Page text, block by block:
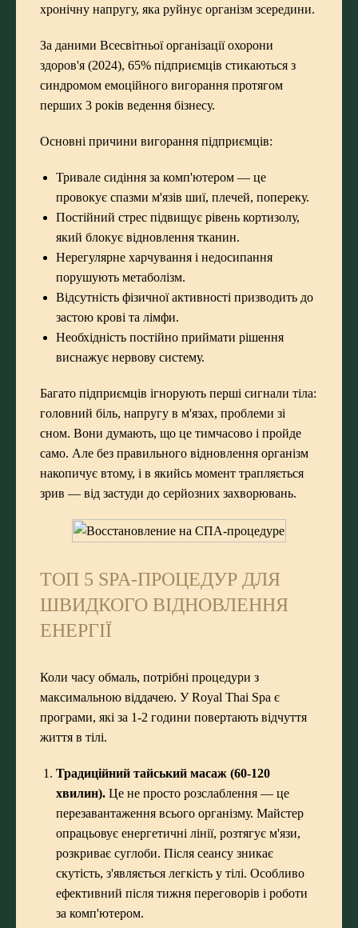
хронічну напругу, яка руйнує організм зсередини.
За даними Всесвітньої організації охорони
здоров'я (2024), 65% підприємців стикаються з
синдромом емоційного вигорання протягом
перших 3 років ведення бізнесу.
Основні причини вигорання підприємців:
Тривале сидіння за комп'ютером — це
провокує спазми м'язів шиї, плечей, попереку.
Постійний стрес підвищує рівень кортизолу,
який блокує відновлення тканин.
Нерегулярне харчування і недосипання
порушують метаболізм.
Відсутність фізичної активності призводить до
застою крові та лімфи.
Необхідність постійно приймати рішення
виснажує нервову систему.
Багато підприємців ігнорують перші сигнали тіла:
головний біль, напругу в м'язах, проблеми зі
сном. Вони думають, що це тимчасово і пройде
само. Але без правильного відновлення організм
накопичує втому, і в якийсь момент трапляється
зрив — від застуди до серйозних захворювань.
ТОП 5 SPA-ПРОЦЕДУР ДЛЯ
ШВИДКОГО ВІДНОВЛЕННЯ
ЕНЕРГІЇ
Коли часу обмаль, потрібні процедури з
максимальною віддачею. У Royal Thai Spa є
програми, які за 1-2 години повертають відчуття
життя в тілі.
Традиційний тайський масаж (60-120
хвилин). Це не просто розслаблення — це
перезавантаження всього організму. Майстер
опрацьовує енергетичні лінії, розтягує м'язи,
розкриває суглоби. Після сеансу зникає
скутість, з'являється легкість у тілі. Особливо
ефективний після тижня переговорів і роботи
за комп'ютером.